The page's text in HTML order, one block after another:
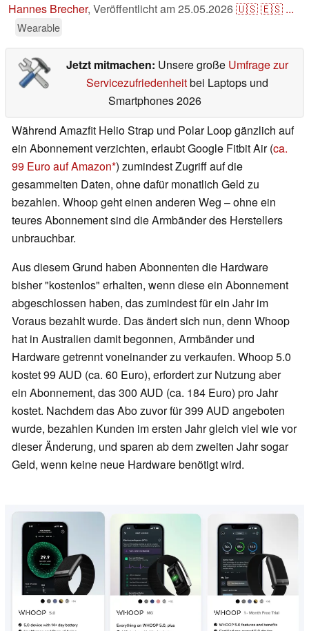
Hannes Brecher, Veröffentlicht am25.05.2026🇺🇸🇪🇸 ...
Wearable
Jetzt mitmachen: Unsere große Umfrage zur
Servicezufriedenheitbei Laptops und
Smartphones 2026
Während Amazfit Helio Strap und Polar Loop gänzlich auf
ein Abonnement verzichten, erlaubt Google Fitbit Air (ca.
99 Euro auf Amazon ) zumindest Zugriff auf die
gesammelten Daten, ohne dafür monatlich Geld zu
bezahlen. Whoop geht einen anderen Weg – ohne ein
teures Abonnement sind die Armbänder des Herstellers
unbrauchbar.
Aus diesem Grund haben Abonnenten die Hardware
bisher "kostenlos" erhalten, wenn diese ein Abonnement
abgeschlossen haben, das zumindest für ein Jahr im
Voraus bezahlt wurde. Das ändert sich nun, denn Whoop
hat in Australien damit begonnen, Armbänder und
Hardware getrennt voneinander zu verkaufen. Whoop 5.0
kostet 99 AUD (ca. 60 Euro), erfordert zur Nutzung aber
ein Abonnement, das 300 AUD (ca. 184 Euro) pro Jahr
kostet. Nachdem das Abo zuvor für 399 AUD angeboten
wurde, bezahlen Kunden im ersten Jahr gleich viel wie vor
dieser Änderung, und sparen ab dem zweiten Jahr sogar
Geld, wenn keine neue Hardware benötigt wird.